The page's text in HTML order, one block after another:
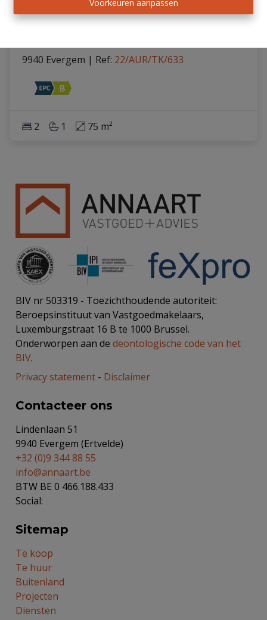
Voorkeuren aanpassen
Appartement
9940 Evergem | Ref: 22/AUR/TK/633
2 1 75 m²
BIV nr 503319 - Toezichthoudende autoriteit:
Beroepsinstituut van Vastgoedmakelaars,
Luxemburgstraat 16 B te 1000 Brussel.
Onderworpen aan de deontologische code van het
BIV.
Privacy statement - Disclaimer
Contacteer ons
Lindenlaan 51
9940 Evergem (Ertvelde)
+32 (0)9 344 88 55
info@annaart.be
BTW BE 0 466.188.433
Social:
Sitemap
Te koop
Te huur
Buitenland
Projecten
Diensten